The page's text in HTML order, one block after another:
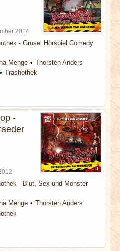
2014
- Grusel Hörspiel Comedy
Menge
Thorsten Anders
Trashothek
-
- Blut, Sex und Monster
Menge
Thorsten Anders